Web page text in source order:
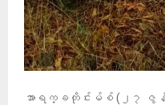
အာရက္ခတိုင်းမ်စ် (၂၇ ဇွ